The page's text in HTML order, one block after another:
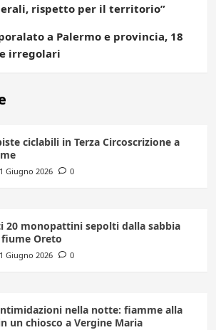
rispetto per il territorio”
a Palermo e provincia, 18
irregolari
ciclabili in Terza Circoscrizione a
Giugno 2026 0
20 monopattini sepolti dalla sabbia
Oreto
Giugno 2026 0
nella notte: fiamme alla
un chiosco a Vergine Maria